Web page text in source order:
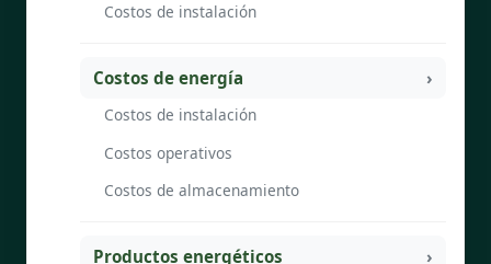
Costos de instalación
Costos de energía
Costos de instalación
Costos operativos
Costos de almacenamiento
Productos energéticos